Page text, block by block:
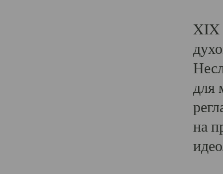
XIX
для
на